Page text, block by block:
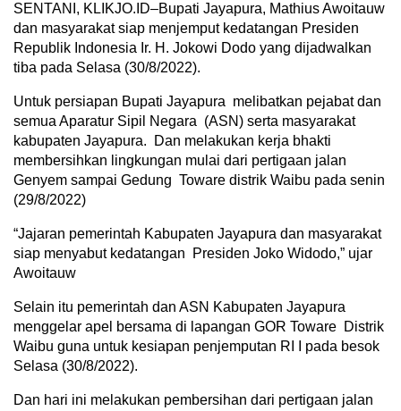
SENTANI, KLIKJO.ID–Bupati Jayapura, Mathius Awoitauw
dan masyarakat siap menjemput kedatangan Presiden
Republik Indonesia Ir. H. Jokowi Dodo yang dijadwalkan
tiba pada Selasa (30/8/2022).
Untuk persiapan Bupati Jayapura melibatkan pejabat dan
semua Aparatur Sipil Negara (ASN) serta masyarakat
kabupaten Jayapura. Dan melakukan kerja bhakti
membersihkan lingkungan mulai dari pertigaan jalan
Genyem sampai Gedung Toware distrik Waibu pada senin
(29/8/2022)
“Jajaran pemerintah Kabupaten Jayapura dan masyarakat
siap menyabut kedatangan Presiden Joko Widodo,” ujar
Awoitauw
Selain itu pemerintah dan ASN Kabupaten Jayapura
menggelar apel bersama di lapangan GOR Toware Distrik
Waibu guna untuk kesiapan penjemputan RI I pada besok
Selasa (30/8/2022).
Dan hari ini melakukan pembersihan dari pertigaan jalan